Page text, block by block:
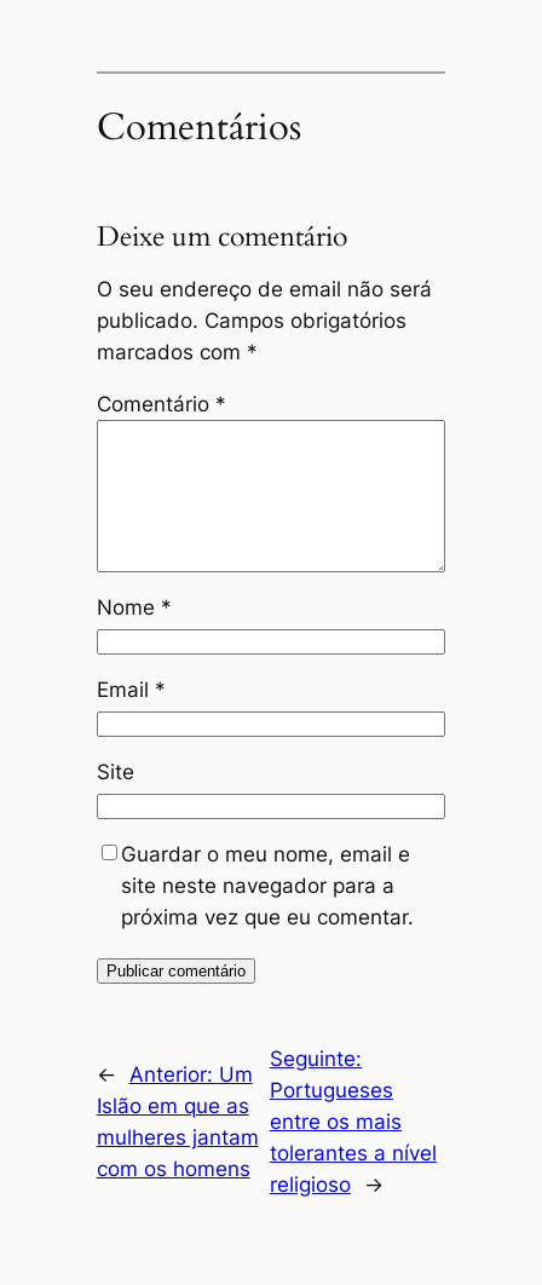
Comentários
Deixe um comentário
O seu endereço de email não será
publicado. Campos obrigatórios
marcados com *
Comentário *
Nome *
Email *
Site
Guardar o meu nome, email e
site neste navegador para a
próxima vez que eu comentar.
← Anterior: Um
Islão em que as
mulheres jantam
com os homens
Seguinte:
Portugueses
entre os mais
tolerantes a nível
religioso
→